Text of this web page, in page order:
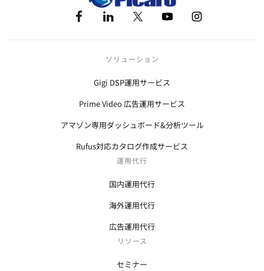
ソリューション
Gigi DSP運用サービス
Prime Video 広告運用サービス
アマゾン専用ダッシュボード&分析ツール
Rufus対応カタログ作成サービス
運用代行
国内運用代行
海外運用代行
広告運用代行
リソース
セミナー